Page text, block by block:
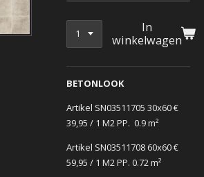
In
winkelwagen
BETONLOOK
Artikel SN03511705 30x60€
39,95 / 1 M2 PP. 0.9 m²
Artikel SN03511708 60x60€
59,95 / 1 M2 PP. 0.72 m²